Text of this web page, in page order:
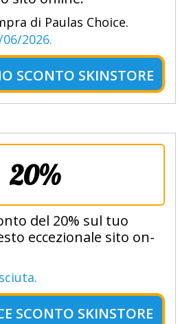
di Paulas Choice.
2026.
SCONTO SKINSTORE
20%
del 20% sul tuo
eccezionale sito on-
SCONTO SKINSTORE